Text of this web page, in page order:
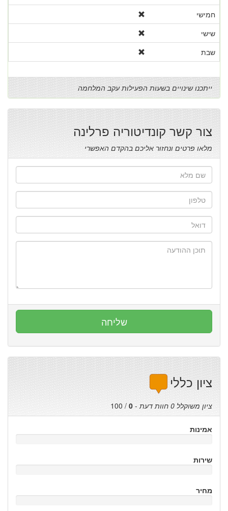
חמישי
שישי
שבת
ייתכנו שינויים בשעות הפעילות עקב המלחמה
צור קשר קונדיטוריה פרלינה
מלאו פרטים ונחזור אליכם בהקדם האפשרי
ציון כללי
ציון משוקלל 0 חוות דעת-
0
/
100
אמינות
שירות
מחיר